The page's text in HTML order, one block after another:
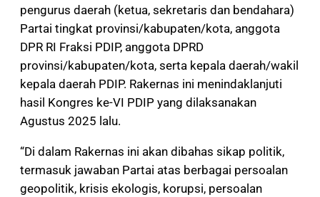
pengurus daerah (ketua, sekretaris dan bendahara)
Partai tingkat provinsi/kabupaten/kota, anggota
DPR RI Fraksi PDIP, anggota DPRD
provinsi/kabupaten/kota, serta kepala daerah/wakil
kepala daerah PDIP. Rakernas ini menindaklanjuti
hasil Kongres ke-VI PDIP yang dilaksanakan
Agustus 2025 lalu.
“Di dalam Rakernas ini akan dibahas sikap politik,
termasuk jawaban Partai atas berbagai persoalan
geopolitik, krisis ekologis, korupsi, persoalan